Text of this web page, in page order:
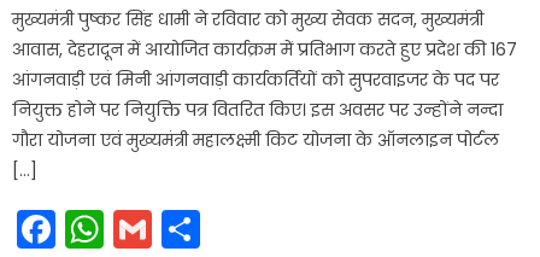
मुख्यमंत्री पुष्कर सिंह धामी ने रविवार को मुख्य सेवक सदन, मुख्यमंत्री
आवास, देहरादून में आयोजित कार्यक्रम में प्रतिभाग करते हुए प्रदेश की 167
आंगनवाड़ी एवं मिनी आंगनवाड़ी कार्यकर्तियों को सुपरवाइजर के पद पर
नियुक्त होने पर नियुक्ति पत्र वितरित किए। इस अवसर पर उन्होंने नन्दा
गौरा योजना एवं मुख्यमंत्री महालक्ष्मी किट योजना के ऑनलाइन पोर्टल
[…]
Facebook
WhatsApp
Gmail